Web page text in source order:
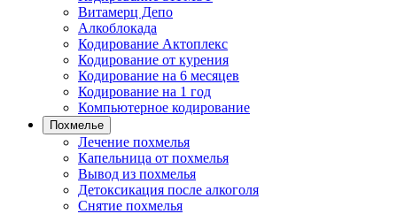
Витамерц Депо
Алкоблокада
Кодирование Актоплекс
Кодирование от курения
Кодирование на 6 месяцев
Кодирование на 1 год
Компьютерное кодирование
Похмелье
Лечение похмелья
Капельница от похмелья
Вывод из похмелья
Детоксикация после алкоголя
Снятие похмелья